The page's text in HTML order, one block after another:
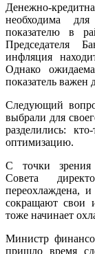
Денежно-
необходима
показателю в
Председателя
инфляция
Однако
показатель важен
Следующий
выбрали для
разделились:
оптимизацию.
С точки зрения
Совета
переохлаждена,
сокращают свои
тоже начинает
Министр
пришло время